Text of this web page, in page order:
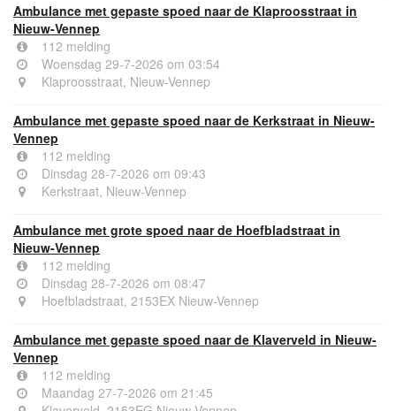
Ambulance met gepaste spoed naar de Klaproosstraat in
Nieuw-Vennep
112 melding
Woensdag 29-7-2026 om 03:54
Klaproosstraat, Nieuw-Vennep
Ambulance met gepaste spoed naar de Kerkstraat in Nieuw-
Vennep
112 melding
Dinsdag 28-7-2026 om 09:43
Kerkstraat, Nieuw-Vennep
Ambulance met grote spoed naar de Hoefbladstraat in
Nieuw-Vennep
112 melding
Dinsdag 28-7-2026 om 08:47
Hoefbladstraat, 2153EX Nieuw-Vennep
Ambulance met gepaste spoed naar de Klaverveld in Nieuw-
Vennep
112 melding
Maandag 27-7-2026 om 21:45